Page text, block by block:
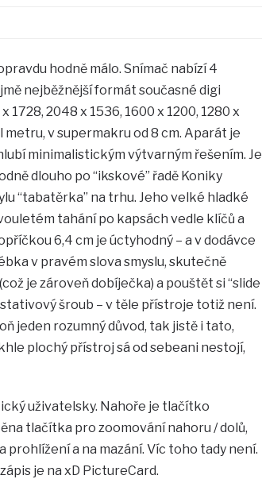
hodně málo. Snímač nabízí 4
nejběžnější formát současné digi
1728, 2048 x 1536, 1600 x 1200, 1280 x
metru, v supermakru od 8 cm. Aparát je
minimalistickým výtvarným řešením. Je
dlouho po “ikskové” řadě Koniky
“tabatěrka” na trhu. Jeho velké hladké
tahání po kapsách vedle klíčů a
6,4 cm je úctyhodný – a v dodávce
v pravém slova smyslu, skutečně
je zároveň dobíječka) a pouštět si “slide
šroub – v těle přístroje totiž není.
jeden rozumný důvod, tak jistě i tato,
plochý přístroj sá od sebeani nestojí,
uživatelsky. Nahoře je tlačítko
tlačítka pro zoomování nahoru / dolů,
a na mazání. Víc toho tady není.
je na xD PictureCard.